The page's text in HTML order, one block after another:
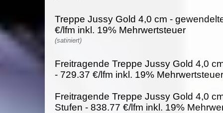
Treppe Jussy Gold 4,0 cm -
€/lfm inkl. 19% Mehrwertsteuer
(satiniert)
Freitragende Treppe Jussy Gold 4,0
- 729.37 €/lfm inkl. 19% Mehrwertsteuer
Freitragende Treppe Jussy Gold 4,0
Stufen - 838.77 €/lfm inkl. 19%